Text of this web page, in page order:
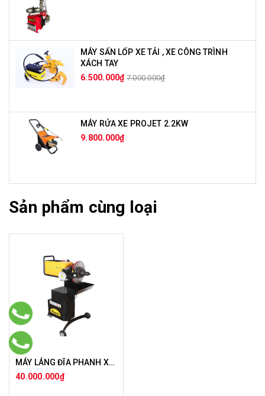
MÁY SẤN LỐP XE TẢI , XE CÔNG TRÌNH
XÁCH TAY
6.500.000₫ 7.000.000₫
MÁY RỬA XE PROJET 2.2KW
9.800.000₫
Sản phẩm cùng loại
MÁY LÁNG ĐĨA PHANH XE CON 2 CHỨC NĂNG
40.000.000₫